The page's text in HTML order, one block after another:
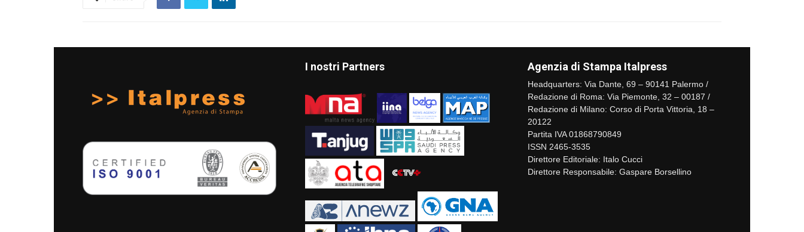
I nostri Partners Agenzia di Stampa Italpress
Headquarters: Via Dante, 69 – 90141 Palermo /
Redazione di Roma: Via Piemonte, 32 – 00187 /
Redazione di Milano: Corso di Porta Vittoria, 18 –
20122
Partita IVA 01868790849
ISSN 2465-3535
Direttore Editoriale: Italo Cucci
Direttore Responsabile: Gaspare Borsellino